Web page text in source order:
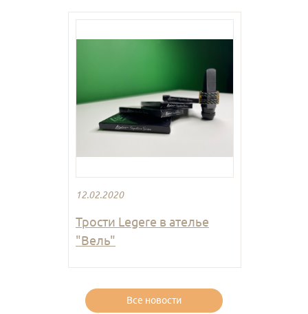
12.02.2020
Трости Legere в ателье
"Вель"
Все новости